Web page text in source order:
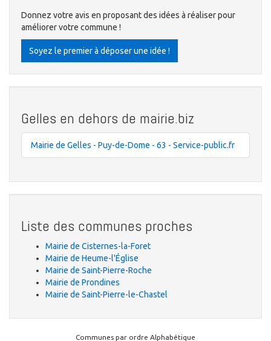
Donnez votre avis en proposant des idées à réaliser pour
améliorer votre commune !
Soyez le premier à déposer une idée !
Gelles en dehors de mairie.biz
Mairie de Gelles - Puy-de-Dome - 63 - Service-public.fr
Liste des communes proches
Mairie de Cisternes-la-Foret
Mairie de Heume-l'Église
Mairie de Saint-Pierre-Roche
Mairie de Prondines
Mairie de Saint-Pierre-le-Chastel
Communes par ordre Alphabétique